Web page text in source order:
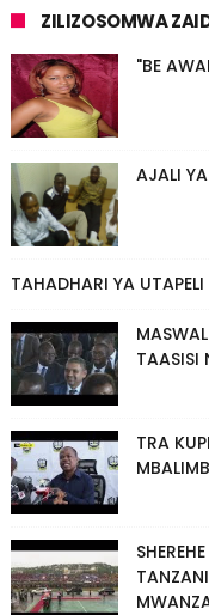
ZILIZOSOMWA
"BE
AJALI
TAHADHARI YA
TAASISI
TRA